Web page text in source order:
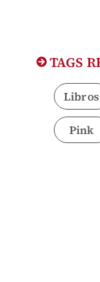
TAGS
Libros
Pink